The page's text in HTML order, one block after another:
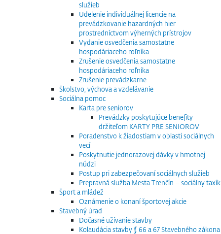
služieb
Udelenie individuálnej licencie na
prevádzkovanie hazardných hier
prostredníctvom výherných prístrojov
Vydanie osvedčenia samostatne
hospodáriaceho roľníka
Zrušenie osvedčenia samostatne
hospodáriaceho roľníka
Zrušenie prevádzkarne
Školstvo, výchova a vzdelávanie
Sociálna pomoc
Karta pre seniorov
Prevádzky poskytujúce benefity
držiteľom KARTY PRE SENIOROV
Poradenstvo k žiadostiam v oblasti sociálnych
vecí
Poskytnutie jednorazovej dávky v hmotnej
núdzi
Postup pri zabezpečovaní sociálnych služieb
Prepravná služba Mesta Trenčín – sociálny taxík
Šport a mládež
Oznámenie o konaní športovej akcie
Stavebný úrad
Dočasné užívanie stavby
Kolaudácia stavby § 66 a 67 Stavebného zákona